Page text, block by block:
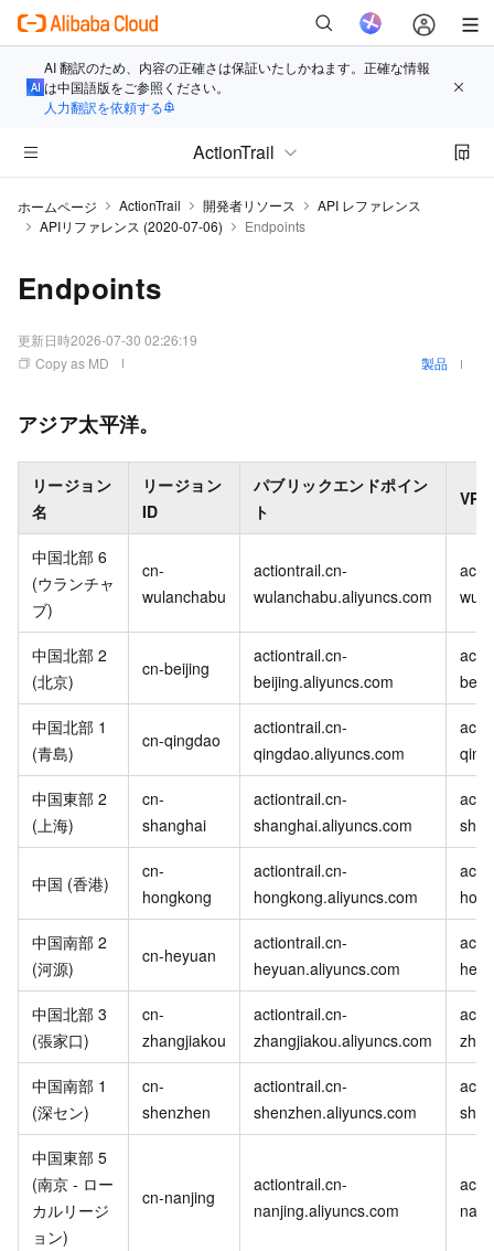
AI 翻訳のため、内容の正確さは保証いたしかねます。正確な情報
は中国語版をご参照ください。
人力翻訳を依頼する
ActionTrail
ホームページ ActionTrail 開発者リソース
API レファレンス
APIリファレンス (2020-07-06)
Endpoints
Endpoints
更新日時2026-07-30 02:26:19
Copy as MD
製品
アジア太平洋。
リージョン
名
リージョン
ID
パブリックエンドポイン
ト
中国北部 6
(ウランチャ
ブ)
cn-
wulanchabu
actiontrail.cn-
wulanchabu.aliyuncs.com
中国北部 2
(北京)
cn-beijing
actiontrail.cn-
beijing.aliyuncs.com
中国北部 1
(青島)
cn-qingdao
actiontrail.cn-
qingdao.aliyuncs.com
中国東部 2
(上海)
cn-
shanghai
actiontrail.cn-
shanghai.aliyuncs.com
中国 (香港)
cn-
hongkong
actiontrail.cn-
hongkong.aliyuncs.com
中国南部 2
(河源)
cn-heyuan
actiontrail.cn-
heyuan.aliyuncs.com
中国北部 3
(張家口)
cn-
zhangjiakou
actiontrail.cn-
zhangjiakou.aliyuncs.com
中国南部 1
(深セン)
cn-
shenzhen
actiontrail.cn-
shenzhen.aliyuncs.com
中国東部 5
(南京 - ロー
カルリージ
ョン)
cn-nanjing
actiontrail.cn-
nanjing.aliyuncs.com